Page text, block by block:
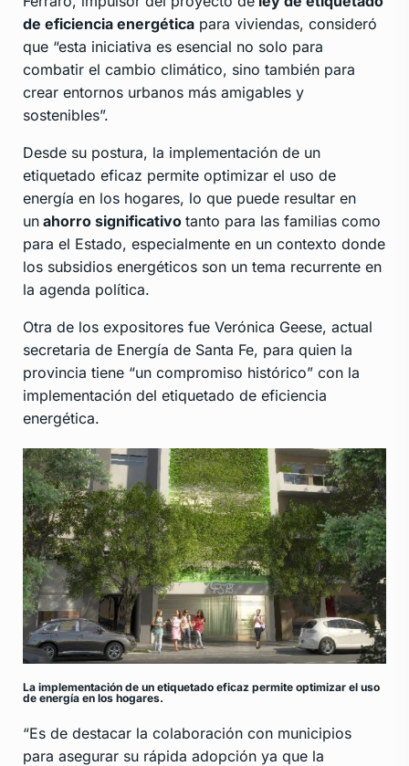
de eficiencia energética para viviendas, consideró
que “esta iniciativa es esencial no solo para
combatir el cambio climático, sino también para
crear entornos urbanos más amigables y
sostenibles”.
Desde su postura, la implementación de un
etiquetado eficaz permite optimizar el uso de
energía en los hogares, lo que puede resultar en
un ahorro significativo tanto para las familias como
para el Estado, especialmente en un contexto donde
los subsidios energéticos son un tema recurrente en
la agenda política.
Otra de los expositores fue Verónica Geese, actual
secretaria de Energía de Santa Fe, para quien la
provincia tiene “un compromiso histórico” con la
implementación del etiquetado de eficiencia
energética.
La implementación de un etiquetado eficaz permite optimizar el uso
de energía en los hogares.
“Es de destacar la colaboración con municipios
para asegurar su rápida adopción ya que la